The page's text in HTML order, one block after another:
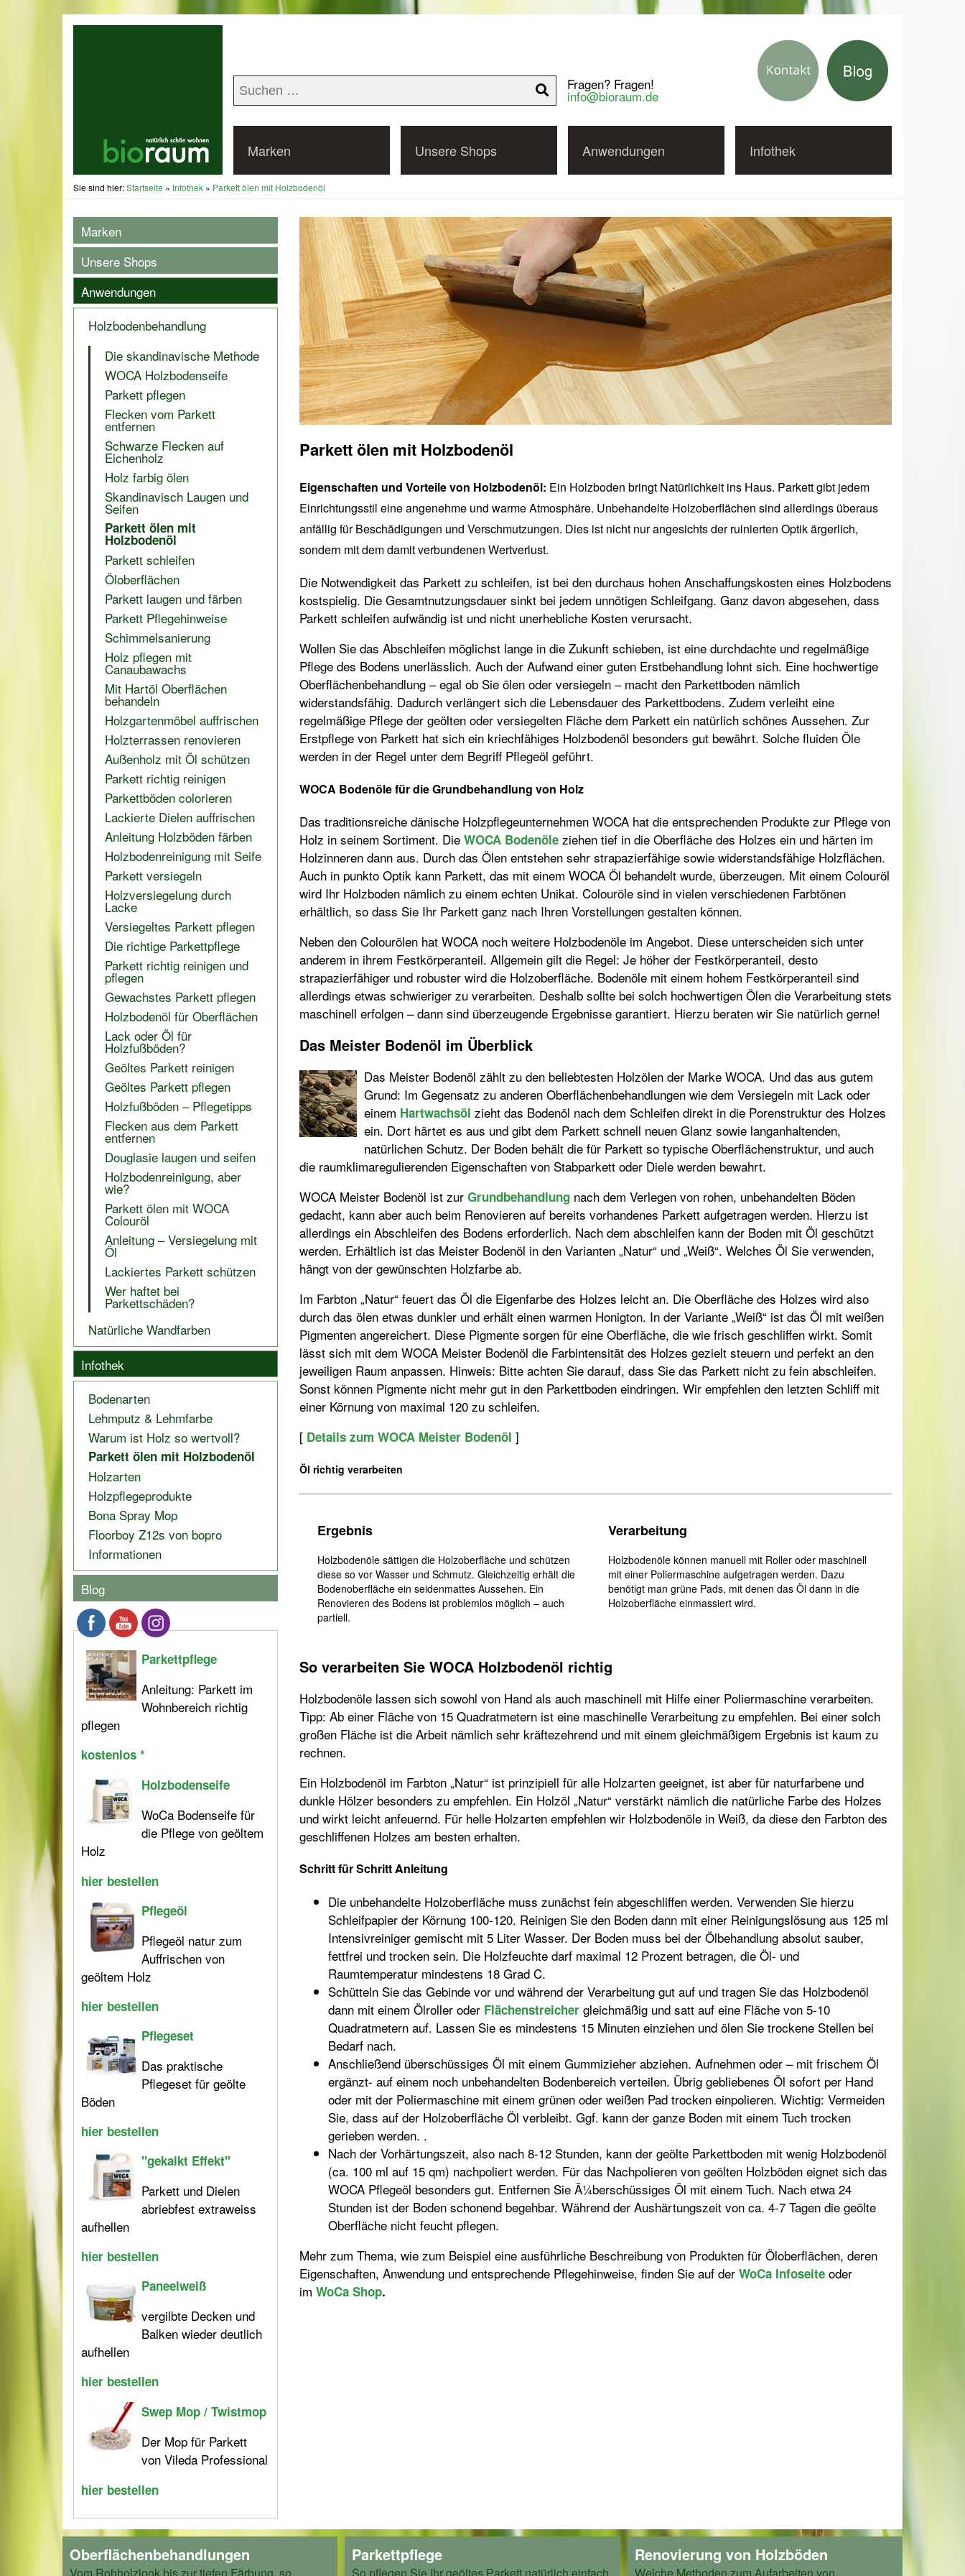
Fragen? Fragen!
info@bioraum.de
Marken Unsere Shops Anwendungen Infothek
Sie sind hier:Startseite » Infothek » Parkett ölen mit Holzbodenöl
Parkett ölen mit Holzbodenöl
Eigenschaften und Vorteile von Holzbodenöl: Ein Holzboden bringt Natürlichkeit ins Haus. Parkett gibt jedem
Einrichtungsstil eine angenehme und warme Atmosphäre. Unbehandelte Holzoberflächen sind allerdings überaus
anfällig für Beschädigungen und Verschmutzungen. Dies ist nicht nur angesichts der ruinierten Optik ärgerlich,
sondern mit dem damit verbundenen Wertverlust.
Die Notwendigkeit das Parkett zu schleifen, ist bei den durchaus hohen Anschaffungskosten eines Holzbodens
kostspielig. Die Gesamtnutzungsdauer sinkt bei jedem unnötigen Schleifgang. Ganz davon abgesehen, dass
Parkett schleifen aufwändig ist und nicht unerhebliche Kosten verursacht.
Wollen Sie das Abschleifen möglichst lange in die Zukunft schieben, ist eine durchdachte und regelmäßige
Pflege des Bodens unerlässlich. Auch der Aufwand einer guten Erstbehandlung lohnt sich. Eine hochwertige
Oberflächenbehandlung – egal ob Sie ölen oder versiegeln – macht den Parkettboden nämlich
widerstandsfähig. Dadurch verlängert sich die Lebensdauer des Parkettbodens. Zudem verleiht eine
regelmäßige Pflege der geölten oder versiegelten Fläche dem Parkett ein natürlich schönes Aussehen. Zur
Erstpflege von Parkett hat sich ein kriechfähiges Holzbodenöl besonders gut bewährt. Solche fluiden Öle
werden in der Regel unter dem Begriff Pflegeöl geführt.
WOCA Bodenöle für die Grundbehandlung von Holz
Das traditionsreiche dänische Holzpflegeunternehmen WOCA hat die entsprechenden Produkte zur Pflege von
Holz in seinem Sortiment. Die WOCA Bodenöle ziehen tief in die Oberfläche des Holzes ein und härten im
Holzinneren dann aus. Durch das Ölen entstehen sehr strapazierfähige sowie widerstandsfähige Holzflächen.
Auch in punkto Optik kann Parkett, das mit einem WOCA Öl behandelt wurde, überzeugen. Mit einem Colouröl
wird Ihr Holzboden nämlich zu einem echten Unikat. Colouröle sind in vielen verschiedenen Farbtönen
erhältlich, so dass Sie Ihr Parkett ganz nach Ihren Vorstellungen gestalten können.
Neben den Colourölen hat WOCA noch weitere Holzbodenöle im Angebot. Diese unterscheiden sich unter
anderem in ihrem Festkörperanteil. Allgemein gilt die Regel: Je höher der Festkörperanteil, desto
strapazierfähiger und robuster wird die Holzoberfläche. Bodenöle mit einem hohem Festkörperanteil sind
allerdings etwas schwieriger zu verarbeiten. Deshalb sollte bei solch hochwertigen Ölen die Verarbeitung stets
maschinell erfolgen – dann sind überzeugende Ergebnisse garantiert. Hierzu beraten wir Sie natürlich gerne!
Das Meister Bodenöl im Überblick
Das Meister Bodenöl zählt zu den beliebtesten Holzölen der Marke WOCA. Und das aus gutem
Grund: Im Gegensatz zu anderen Oberflächenbehandlungen wie dem Versiegeln mit Lack oder
einem Hartwachsöl zieht das Bodenöl nach dem Schleifen direkt in die Porenstruktur des Holzes
ein. Dort härtet es aus und gibt dem Parkett schnell neuen Glanz sowie langanhaltenden,
natürlichen Schutz. Der Boden behält die für Parkett so typische Oberflächenstruktur, und auch
die raumklimaregulierenden Eigenschaften von Stabparkett oder Diele werden bewahrt.
WOCA Meister Bodenöl ist zur Grundbehandlung nach dem Verlegen von rohen, unbehandelten Böden
gedacht, kann aber auch beim Renovieren auf bereits vorhandenes Parkett aufgetragen werden. Hierzu ist
allerdings ein Abschleifen des Bodens erforderlich. Nach dem abschleifen kann der Boden mit Öl geschützt
werden. Erhältlich ist das Meister Bodenöl in den Varianten „Natur“ und „Weiß“. Welches Öl Sie verwenden,
hängt von der gewünschten Holzfarbe ab.
Im Farbton „Natur“ feuert das Öl die Eigenfarbe des Holzes leicht an. Die Oberfläche des Holzes wird also
durch das ölen etwas dunkler und erhält einen warmen Honigton. In der Variante „Weiß“ ist das Öl mit weißen
Pigmenten angereichert. Diese Pigmente sorgen für eine Oberfläche, die wie frisch geschliffen wirkt. Somit
lässt sich mit dem WOCA Meister Bodenöl die Farbintensität des Holzes gezielt steuern und perfekt an den
jeweiligen Raum anpassen. Hinweis: Bitte achten Sie darauf, dass Sie das Parkett nicht zu fein abschleifen.
Sonst können Pigmente nicht mehr gut in den Parkettboden eindringen. Wir empfehlen den letzten Schliff mit
einer Körnung von maximal 120 zu schleifen.
[ Details zum WOCA Meister Bodenöl ]
Öl richtig verarbeiten
Ergebnis
Holzbodenöle sättigen die Holzoberfläche und schützen
diese so vor Wasser und Schmutz. Gleichzeitig erhält die
Bodenoberfläche ein seidenmattes Aussehen. Ein
Renovieren des Bodens ist problemlos möglich – auch
partiell.
Verarbeitung
Holzbodenöle können manuell mit Roller oder maschinell
mit einer Poliermaschine aufgetragen werden. Dazu
benötigt man grüne Pads, mit denen das Öl dann in die
Holzoberfläche einmassiert wird.
So verarbeiten Sie WOCA Holzbodenöl richtig
Holzbodenöle lassen sich sowohl von Hand als auch maschinell mit Hilfe einer Poliermaschine verarbeiten.
Tipp: Ab einer Fläche von 15 Quadratmetern ist eine maschinelle Verarbeitung zu empfehlen. Bei einer solch
großen Fläche ist die Arbeit nämlich sehr kräftezehrend und mit einem gleichmäßigem Ergebnis ist kaum zu
rechnen.
Ein Holzbodenöl im Farbton „Natur“ ist prinzipiell für alle Holzarten geeignet, ist aber für naturfarbene und
dunkle Hölzer besonders zu empfehlen. Ein Holzöl „Natur“ verstärkt nämlich die natürliche Farbe des Holzes
und wirkt leicht anfeuernd. Für helle Holzarten empfehlen wir Holzbodenöle in Weiß, da diese den Farbton des
geschliffenen Holzes am besten erhalten.
Schritt für Schritt Anleitung
Die unbehandelte Holzoberfläche muss zunächst fein abgeschliffen werden. Verwenden Sie hierzu
Schleifpapier der Körnung 100-120. Reinigen Sie den Boden dann mit einer Reinigungslösung aus 125 ml
Intensivreiniger gemischt mit 5 Liter Wasser. Der Boden muss bei der Ölbehandlung absolut sauber,
fettfrei und trocken sein. Die Holzfeuchte darf maximal 12 Prozent betragen, die Öl- und
Raumtemperatur mindestens 18 Grad C.
Schütteln Sie das Gebinde vor und während der Verarbeitung gut auf und tragen Sie das Holzbodenöl
dann mit einem Ölroller oder Flächenstreicher gleichmäßig und satt auf eine Fläche von 5-10
Quadratmetern auf. Lassen Sie es mindestens 15 Minuten einziehen und ölen Sie trockene Stellen bei
Bedarf nach.
Anschließend überschüssiges Öl mit einem Gummizieher abziehen. Aufnehmen oder – mit frischem Öl
ergänzt- auf einem noch unbehandelten Bodenbereich verteilen. Übrig gebliebenes Öl sofort per Hand
oder mit der Poliermaschine mit einem grünen oder weißen Pad trocken einpolieren. Wichtig: Vermeiden
Sie, dass auf der Holzoberfläche Öl verbleibt. Ggf. kann der ganze Boden mit einem Tuch trocken
gerieben werden. .
Nach der Vorhärtungszeit, also nach 8-12 Stunden, kann der geölte Parkettboden mit wenig Holzbodenöl
(ca. 100 ml auf 15 qm) nachpoliert werden. Für das Nachpolieren von geölten Holzböden eignet sich das
WOCA Pflegeöl besonders gut. Entfernen Sie Ã¼berschüssiges Öl mit einem Tuch. Nach etwa 24
Stunden ist der Boden schonend begehbar. Während der Aushärtungszeit von ca. 4-7 Tagen die geölte
Oberfläche nicht feucht pflegen.
Mehr zum Thema, wie zum Beispiel eine ausführliche Beschreibung von Produkten für Öloberflächen, deren
Eigenschaften, Anwendung und entsprechende Pflegehinweise, finden Sie auf der WoCa Infoseite oder
im WoCa Shop.
Marken
Unsere Shops
Anwendungen
Holzbodenbehandlung
Die skandinavische Methode
WOCA Holzbodenseife
Parkett pflegen
Flecken vom Parkett
entfernen
Schwarze Flecken auf
Eichenholz
Holz farbig ölen
Skandinavisch Laugen und
Seifen
Parkett ölen mit
Holzbodenöl
Parkett schleifen
Öloberflächen
Parkett laugen und färben
Parkett Pflegehinweise
Schimmelsanierung
Holz pflegen mit
Canaubawachs
Mit Hartöl Oberflächen
behandeln
Holzgartenmöbel auffrischen
Holzterrassen renovieren
Außenholz mit Öl schützen
Parkett richtig reinigen
Parkettböden colorieren
Lackierte Dielen auffrischen
Anleitung Holzböden färben
Holzbodenreinigung mit Seife
Parkett versiegeln
Holzversiegelung durch
Lacke
Versiegeltes Parkett pflegen
Die richtige Parkettpflege
Parkett richtig reinigen und
pflegen
Gewachstes Parkett pflegen
Holzbodenöl für Oberflächen
Lack oder Öl für
Holzfußböden?
Geöltes Parkett reinigen
Geöltes Parkett pflegen
Holzfußböden – Pflegetipps
Flecken aus dem Parkett
entfernen
Douglasie laugen und seifen
Holzbodenreinigung, aber
wie?
Parkett ölen mit WOCA
Colouröl
Anleitung – Versiegelung mit
Öl
Lackiertes Parkett schützen
Wer haftet bei
Parkettschäden?
Natürliche Wandfarben
Infothek
Bodenarten
Lehmputz & Lehmfarbe
Warum ist Holz so wertvoll?
Parkett ölen mit Holzbodenöl
Holzarten
Holzpflegeprodukte
Bona Spray Mop
Floorboy Z12s von bopro
Informationen
Blog
Parkettpflege
Anleitung: Parkett im
Wohnbereich richtig
pflegen
kostenlos *
Holzbodenseife
WoCa Bodenseife für
die Pflege von geöltem
Holz
hier bestellen
Pflegeöl
Pflegeöl natur zum
Auffrischen von
geöltem Holz
hier bestellen
Pflegeset
Das praktische
Pflegeset für geölte
Böden
hier bestellen
"gekalkt Effekt"
Parkett und Dielen
abriebfest extraweiss
aufhellen
hier bestellen
Paneelweiß
vergilbte Decken und
Balken wieder deutlich
aufhellen
hier bestellen
Swep Mop / Twistmop
Der Mop für Parkett
von Vileda Professional
hier bestellen
Oberflächenbehandlungen Parkettpflege Renovierung von Holzböden